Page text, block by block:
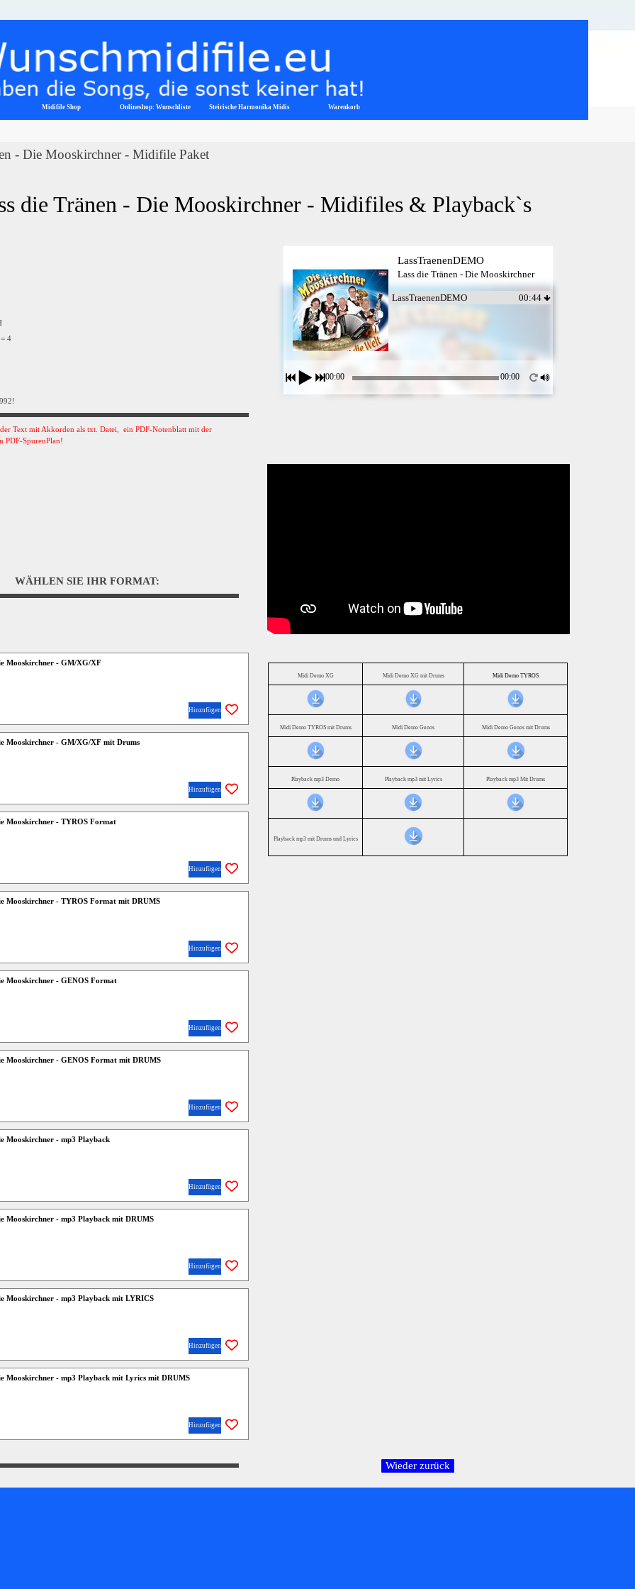
Menü überspringen
Midifile Shop ▼
Onlineshop: Wunschliste Steirische Harmonika Midis ▼
Warenkorb
- Die Mooskirchner - Midifile Paket
die Tränen - Die Mooskirchner - Midifiles & Playback`s
4
Text mit Akkorden als txt. Datei, ein PDF-Notenblatt mit der
PDF-SpurenPlan!
LassTraenenDEMO
Lass die Tränen - Die Mooskirchner
LassTraenenDEMO 00:44
00:00 00:00
WÄHLEN SIE IHR FORMAT:
Mooskirchner - GM/XG/XF
Hinzufügen
Mooskirchner - GM/XG/XF mit Drums
Hinzufügen
Mooskirchner - TYROS Format
Hinzufügen
Mooskirchner - TYROS Format mit DRUMS
Hinzufügen
Mooskirchner - GENOS Format
Hinzufügen
Mooskirchner - GENOS Format mit DRUMS
Hinzufügen
Mooskirchner - mp3 Playback
Hinzufügen
Mooskirchner - mp3 Playback mit DRUMS
Hinzufügen
Mooskirchner - mp3 Playback mit LYRICS
Hinzufügen
Mooskirchner - mp3 Playback mit Lyrics mit DRUMS
Hinzufügen
Midi Demo XG Midi Demo XG mit Drums Midi Demo TYROS
Midi Demo TYROS mit Drums Midi Demo Genos Midi Demo Genos mit Drums
Playback mp3 Demo Playback mp3 mit Lyrics Playback mp3 Mit Drums
Playback mp3 mit Drums und Lyrics